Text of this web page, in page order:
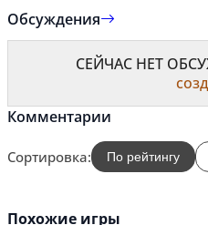
Обсуждения
СЕЙЧАС НЕТ
Комментарии
Сортировка: По рейтингу
Похожие игры